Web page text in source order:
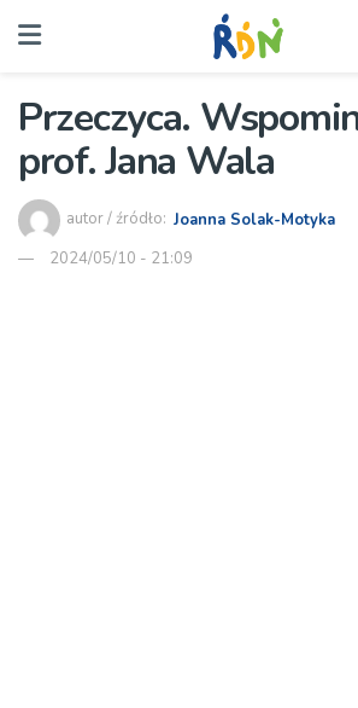
Przeczyca.
prof. Jana Wala
autor / źródło: Joanna Solak-Motyka
2024/05/10 - 21:09